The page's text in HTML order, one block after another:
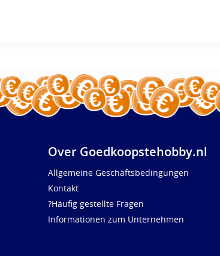
Over Goedkoopstehobby.nl
Allgemeine Geschäftsbedingungen
Kontakt
?Häufig gestellte Fragen
Informationen zum Unternehmen